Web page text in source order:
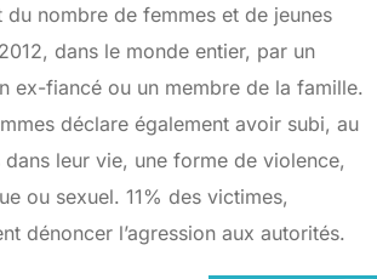
du nombre de femmes et de jeunes
dans le monde entier, par un
ex-fiancé ou un membre de la famille.
déclare également avoir subi, au
leur vie, une forme de violence,
ou sexuel. 11% des victimes,
dénoncer l’agression aux autorités.